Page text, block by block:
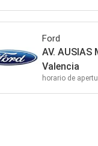
Ford
AV. AUSIAS
Valencia
horario de